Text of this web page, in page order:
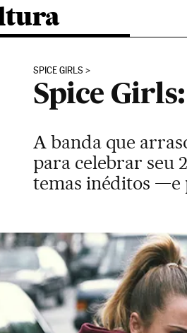
SPICE GIRLS
Spice
A banda que
para celebrar seu
temas inéditos —e